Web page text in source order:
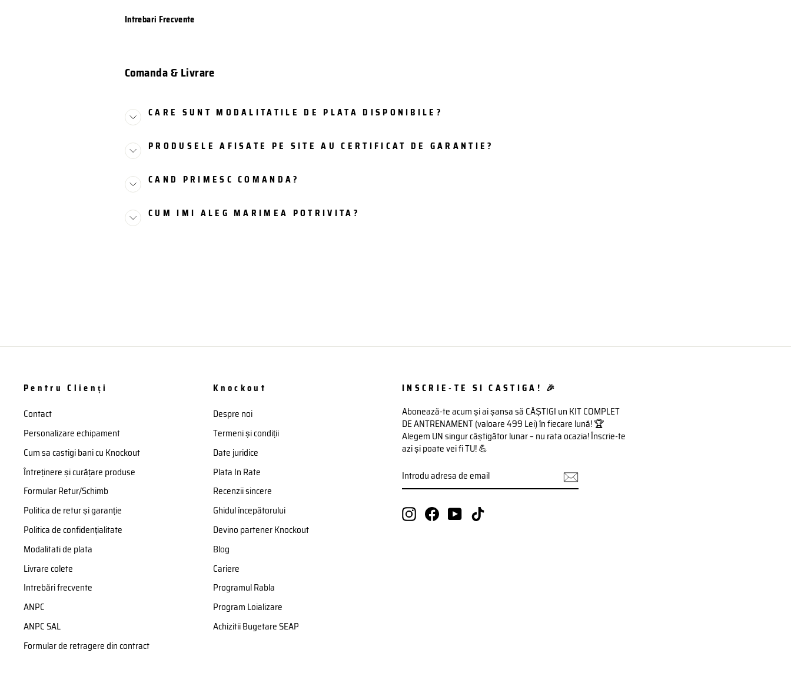
Intrebari Frecvente
Comanda & Livrare
CARE SUNT MODALITATILE DE PLATA DISPONIBILE?
PRODUSELE AFISATE PE SITE AU CERTIFICAT DE GARANTIE?
CAND PRIMESC COMANDA?
CUM IMI ALEG MARIMEA POTRIVITA?
Pentru Clienți
Contact
Personalizare echipament
Cum sa castigi bani cu Knockout
Întreținere și curățare produse
Formular Retur/Schimb
Politica de retur și garanție
Politica de confidențialitate
Modalitati de plata
Livrare colete
Intrebări frecvente
ANPC
ANPC SAL
Formular de retragere din contract
Knockout
Despre noi
Termeni și condiții
Date juridice
Plata In Rate
Recenzii sincere
Ghidul începătorului
Devino partener Knockout
Blog
Cariere
Programul Rabla
Program Loializare
Achizitii Bugetare SEAP
INSCRIE-TE SI CASTIGA! 🎉
Abonează-te acum și ai șansa să CÂȘTIGI un KIT COMPLET
DE ANTRENAMENT (valoare 499 Lei) în fiecare lună! 🏆
Alegem UN singur câștigător lunar – nu rata ocazia! Înscrie-te
azi și poate vei fi TU! 💪
ADRESA
DE
VA
InstagramFacebookYouTube